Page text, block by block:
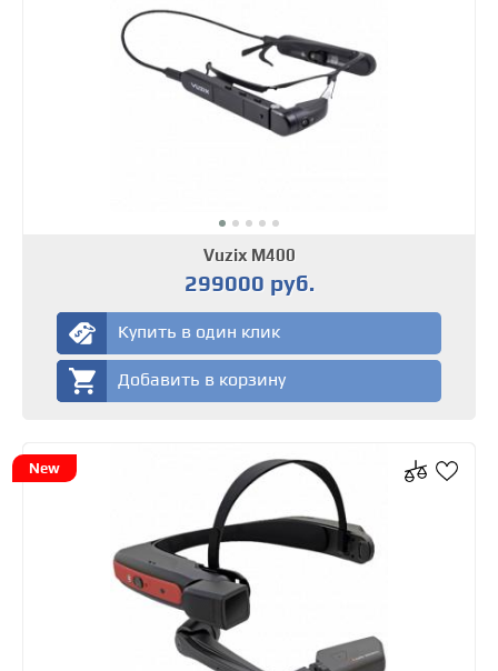
Vuzix M400
299000 руб.
Купить в один клик
Добавить в корзину
New